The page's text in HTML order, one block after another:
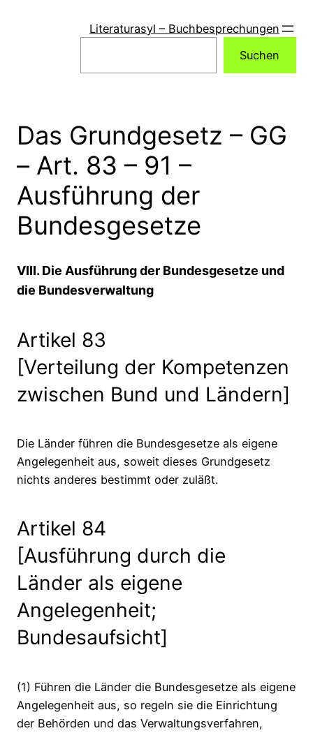
Literaturasyl – Buchbesprechungen
Suchen
Das Grundgesetz – GG
– Art. 83 – 91 –
Ausführung der
Bundesgesetze
VIII. Die Ausführung der Bundesgesetze und
die Bundesverwaltung
Artikel 83
[Verteilung der Kompetenzen
zwischen Bund und Ländern]
Die Länder führen die Bundesgesetze als eigene
Angelegenheit aus, soweit dieses Grundgesetz
nichts anderes bestimmt oder zuläßt.
Artikel 84
[Ausführung durch die
Länder als eigene
Angelegenheit;
Bundesaufsicht]
(1) Führen die Länder die Bundesgesetze als eigene
Angelegenheit aus, so regeln sie die Einrichtung
der Behörden und das Verwaltungsverfahren,